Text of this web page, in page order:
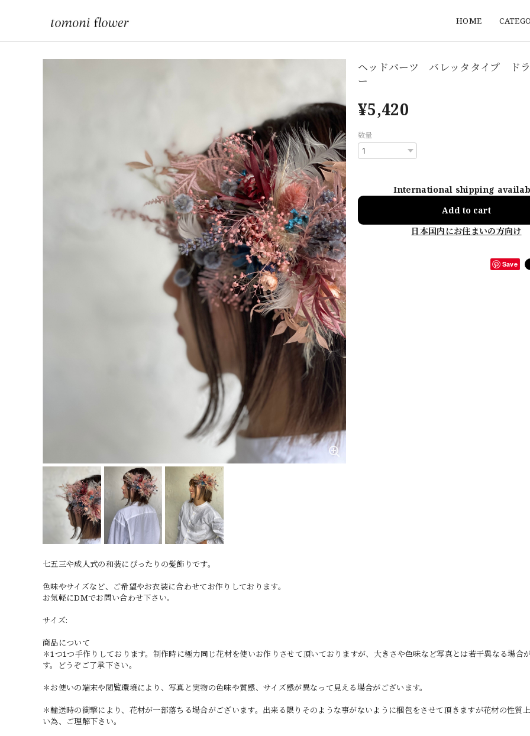
HOME
ヘッドパーツ バレッタタイプ ド
ー
¥5,420
数量
International shipping
Add to cart
日本国内にお住まいの方向け
Save
七五三や成人式の和装にぴったりの髪飾りです。
色味やサイズなど、ご希望やお衣装に合わせてお作りしております。
お気軽にDMでお問い合わせ下さい。
サイズ:
商品について
＊1つ1つ手作りしております。制作時に極力同じ花材を使いお作りさせて頂いておりますが、大きさや色味など写真とは若干異なる場合
す。どうぞご了承下さい。
＊お使いの端末や閲覧環境により、写真と実物の色味や質感、サイズ感が異なって見える場合がございます。
＊輸送時の衝撃により、花材が一部落ちる場合がございます。出来る限りそのような事がないように梱包をさせて頂きますが花材の性質
い為、ご理解下さい。